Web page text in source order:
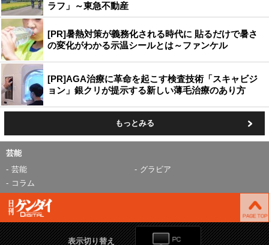
ラフ」～東急不動産
[PR]暑熱対策が義務化される時代に 貼るだけで暑さ
の変化がわかる示温シールとは～ファンケル
[PR]AGA治療に革命を起こす検査技術「スキャビジ
ョン」銀クリが提示する新しい薄毛治療のあり方
もっとみる
芸能
芸能
グラビア
コラム
表示切り替え